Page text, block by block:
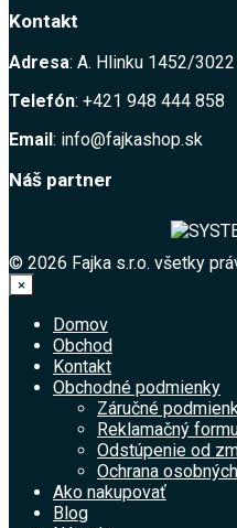
Kontakt
Adresa: A. Hlinku 1452/
Telefón: +421 948 444 858
Email: info@fajkashop.sk
Náš partner
© 2026 Fajka s.r.o. všetky
×
Domov
Obchod
Kontakt
Obchodné podmienky
Záručné
Reklamačný
Odstúpenie od
Ochrana
Ako nakupovať
Blog